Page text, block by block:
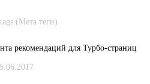
(Мета теги)